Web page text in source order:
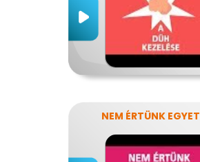
NEM ÉRTÜNK EGYET